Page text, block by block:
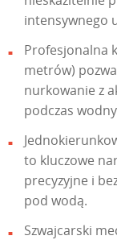
intensywnego
Profesjonalna
metrów)
nurkowanie z
podczas
to kluczowe
precyzyjne i
pod wodą.
Szwajcarski